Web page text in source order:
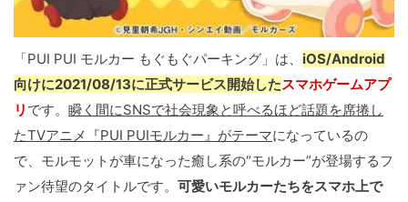
「PUI PUI モルカー もぐもぐパーキング」は、 iOS/Android
向けに2021/08/13に正式サービス開始したスマホゲームアプ
リ です。 瞬く間にSNSで社会現象と呼べるほど話題を席捲し
たTVアニメ『PUI PUIモルカー』がテーマになっているの
で、モルモットが車になった癒し系の“モルカー”が登場するフ
ァン待望のタイトルです。 可愛いモルカーたちをスマホ上で